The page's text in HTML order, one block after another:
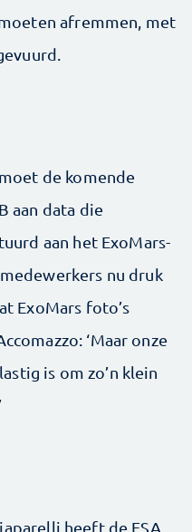
afremmen, met
de komende
aan data die
aan het ExoMars-
nu druk
ExoMars foto’s
‘Maar onze
is om zo’n klein
heeft de ESA